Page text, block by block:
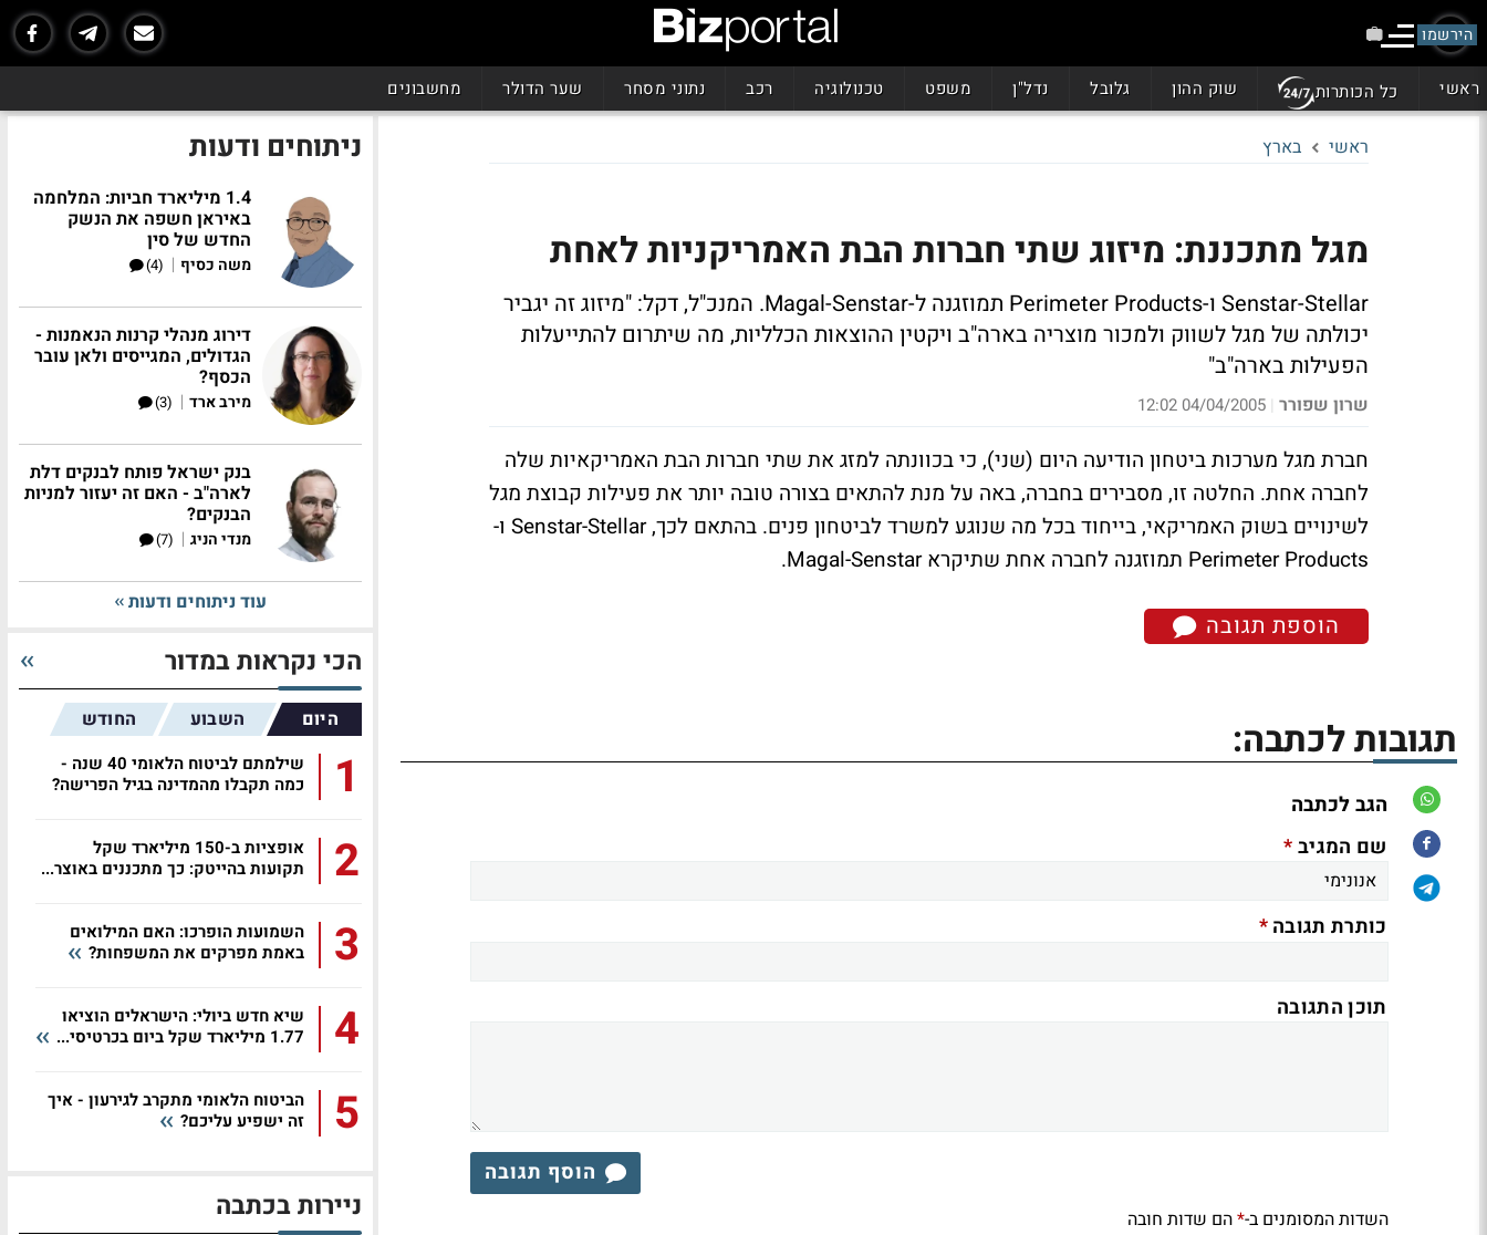
הירשמו
ראשי כל הכותרות שוק ההון גלובל נדל"ן משפט טכנולוגיה רכב נתוני מסחר שער הדולר מחשבונים
ראשי בארץ
מגל מתכננת: מיזוג שתי חברות הבת האמריקניות לאחת
Senstar-Stellar ו-Perimeter Products תמוזגנה ל-Magal-Senstar. המנכ"ל, דקל: "מיזוג זה יגביר
יכולתה של מגל לשווק ולמכור מוצריה בארה"ב ויקטין ההוצאות הכלליות, מה שיתרום להתייעלות
הפעילות בארה"ב"
שרון שפורר |
04/04/2005 12:02
חברת מגל מערכות ביטחון הודיעה היום (שני), כי בכוונתה למזג את שתי חברות הבת האמריקאיות שלה
לחברה אחת. החלטה זו, מסבירים בחברה, באה על מנת להתאים בצורה טובה יותר את פעילות קבוצת מגל
לשינויים בשוק האמריקאי, בייחוד בכל מה שנוגע למשרד לביטחון פנים. בהתאם לכך, Senstar-Stellar ו-
Perimeter Products תמוזגנה לחברה אחת שתיקרא Magal-Senstar.
הוספת תגובה
תגובות לכתבה:
הגב לכתבה
שם המגיב*
כותרת תגובה*
תוכן התגובה
הוסף תגובה
השדות המסומנים ב-*הם שדות חובה
ניתוחים ודעות
1.4 מיליארד חביות: המלחמה
באיראן חשפה את הנשק
החדש של סין
משה כסיף |
(4)
דירוג מנהלי קרנות הנאמנות -
הגדולים, המגייסים ולאן עובר
הכסף?
מירב ארד |
(3)
בנק ישראל פותח לבנקים דלת
לארה"ב - האם זה יעזור למניות
הבנקים?
מנדי הניג |
(7)
עוד ניתוחים ודעות
הכי נקראות במדור
היום השבוע החודש
1
שילמתם לביטוח הלאומי 40 שנה -
כמה תקבלו מהמדינה בגיל הפרישה?
2
אופציות ב-150 מיליארד שקל
תקועות בהייטק: כך מתכננים באוצר...
3
השמועות הופרכו: האם המילואים
באמת מפרקים את המשפחות?
4
שיא חדש ביולי: הישראלים הוציאו
1.77 מיליארד שקל ביום בכרטיסי...
5
הביטוח הלאומי מתקרב לגירעון - איך
זה ישפיע עליכם?
ניירות בכתבה